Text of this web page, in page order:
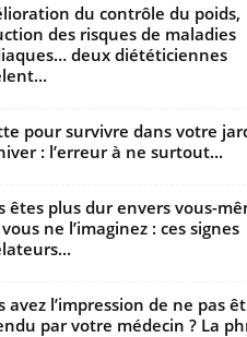
du contrôle du poids,
des risques de maladies
deux diététiciennes
pour survivre dans votre
: l’erreur à ne surtout...
êtes plus dur envers vous-
ne l’imaginez : ces signes
avez l’impression de ne pas
par votre médecin ? La